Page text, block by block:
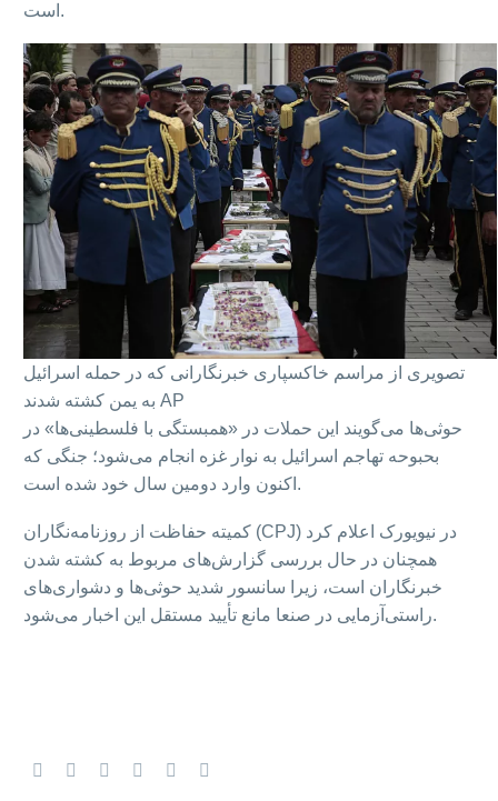
است.
تصویری از مراسم خاکسپاری خبرنگارانی که در حمله اسرائيل
به یمن کشته شدند AP
حوثی‌ها می‌گویند این حملات در «همبستگی با فلسطینی‌ها» در
بحبوحه تهاجم اسرائیل به نوار غزه انجام می‌شود؛ جنگی که
اکنون وارد دومین سال خود شده است.
کمیته حفاظت از روزنامه‌نگاران (CPJ) در نیویورک اعلام کرد
همچنان در حال بررسی گزارش‌های مربوط به کشته شدن
خبرنگاران است، زیرا سانسور شدید حوثی‌ها و دشواری‌های
راستی‌آزمایی در صنعا مانع تأیید مستقل این اخبار می‌شود.